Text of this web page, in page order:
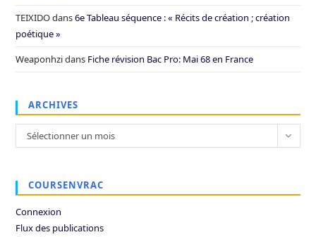
TEIXIDOdans6e Tableau séquence : « Récits de création ; création
poétique »
Weaponhzidans Fiche révision Bac Pro: Mai 68 en France
ARCHIVES
Archives
Sélectionner un mois
COURSENVRAC
Connexion
Flux des publications